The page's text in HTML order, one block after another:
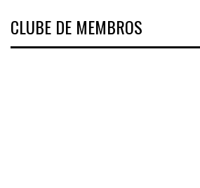
CLUBE DE MEMBROS